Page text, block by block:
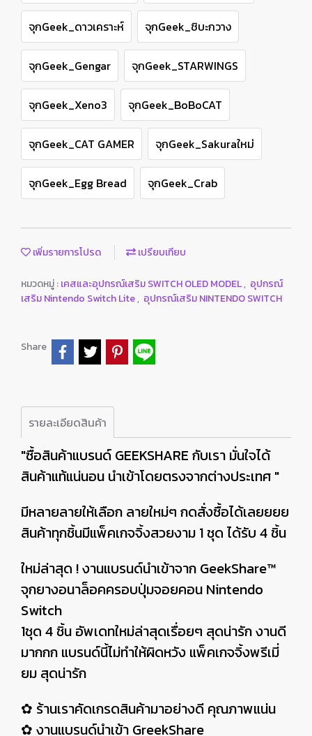
จุกGeek_ดาวเคราะห์ จุกGeek_ชิบะกวาง
จุกGeek_Gengar จุกGeek_STARWINGS
จุกGeek_Xeno3 จุกGeek_BoBoCAT
จุกGeek_CAT GAMER จุกGeek_Sakuraใหม่
จุกGeek_Egg Bread จุกGeek_Crab
เพิ่มรายการโปรด เปรียบเทียบ
หมวดหมู่ :เคสและอุปกรณ์เสริม SWITCH OLED MODEL, อุปกรณ์
เสริม Nintendo Switch Lite, อุปกรณ์เสริม NINTENDO SWITCH
Share
รายละเอียดสินค้า
"ซื้อสินค้าแบรนด์ GEEKSHARE กับเรา มั่นใจได้
สินค้าแท้แน่นอน นำเข้าโดยตรงจากต่างประเทศ "
มีหลายลายให้เลือก ลายใหม่ๆ กดสั่งซื้อได้เลยยยย
สินค้าทุกชิ้นมีแพ็คเกจจิ้งสวยงาม 1 ชุด ได้รับ 4 ชิ้น
ใหม่ล่าสุด ! งานแบรนด์นำเข้าจาก GeekShare™
จุกยางอนาล็อคครอบปุ่มจอยคอน Nintendo
Switch
1ชุด 4 ชิ้น อัพเดทใหม่ล่าสุดเรื่อยๆ สุดน่ารัก งานดี
มากกก แบรนด์นี้ไม่ทำให้ผิดหวัง แพ็คเกจจิ้งพรีเมี่
ยม สุดน่ารัก
✿ ร้านเราคัดเกรดสินค้ามาอย่างดี คุณภาพแน่น
✿ งานแบรนด์นำเข้า GreekShare